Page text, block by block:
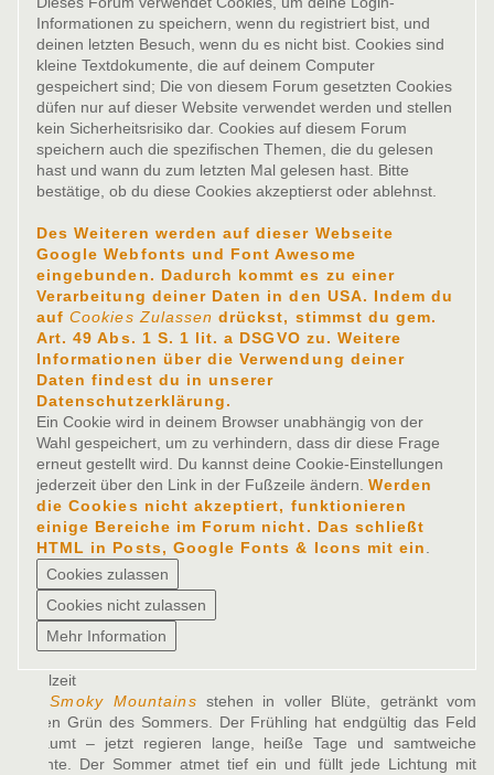
Informationen zu speichern, wenn du registriert bist, und
deinen letzten Besuch, wenn du es nicht bist. Cookies sind
kleine Textdokumente, die auf deinem Computer
gespeichert sind; Die von diesem Forum gesetzten Cookies
düfen nur auf dieser Website verwendet werden und stellen
kein Sicherheitsrisiko dar. Cookies auf diesem Forum
speichern auch die spezifischen Themen, die du gelesen
hast und wann du zum letzten Mal gelesen hast. Bitte
bestätige, ob du diese Cookies akzeptierst oder ablehnst.
Des Weiteren werden auf dieser Webseite
Google Webfonts und Font Awesome
eingebunden. Dadurch kommt es zu einer
Verarbeitung deiner Daten in den USA. Indem du
aufCookies Zulassen drückst, stimmst du gem.
Art. 49 Abs. 1 S. 1 lit. a DSGVO zu. Weitere
Informationen über die Verwendung deiner
Daten findest du in unserer
Datenschutzerklärung.
Ein Cookie wird in deinem Browser unabhängig von der
Wahl gespeichert, um zu verhindern, dass dir diese Frage
erneut gestellt wird. Du kannst deine Cookie-Einstellungen
jederzeit über den Link in der Fußzeile ändern. Werden
die Cookies nicht akzeptiert, funktionieren
einige Bereiche im Forum nicht. Das schließt
HTML in Posts, Google Fonts & Icons mit ein
Spielzeit
DieSmoky Mountains stehen in voller Blüte, getränkt vom
satten Grün des Sommers. Der Frühling hat endgültig das Feld
geräumt – jetzt regieren lange, heiße Tage und samtweiche
Nächte. Der Sommer atmet tief ein und füllt jede Lichtung mit